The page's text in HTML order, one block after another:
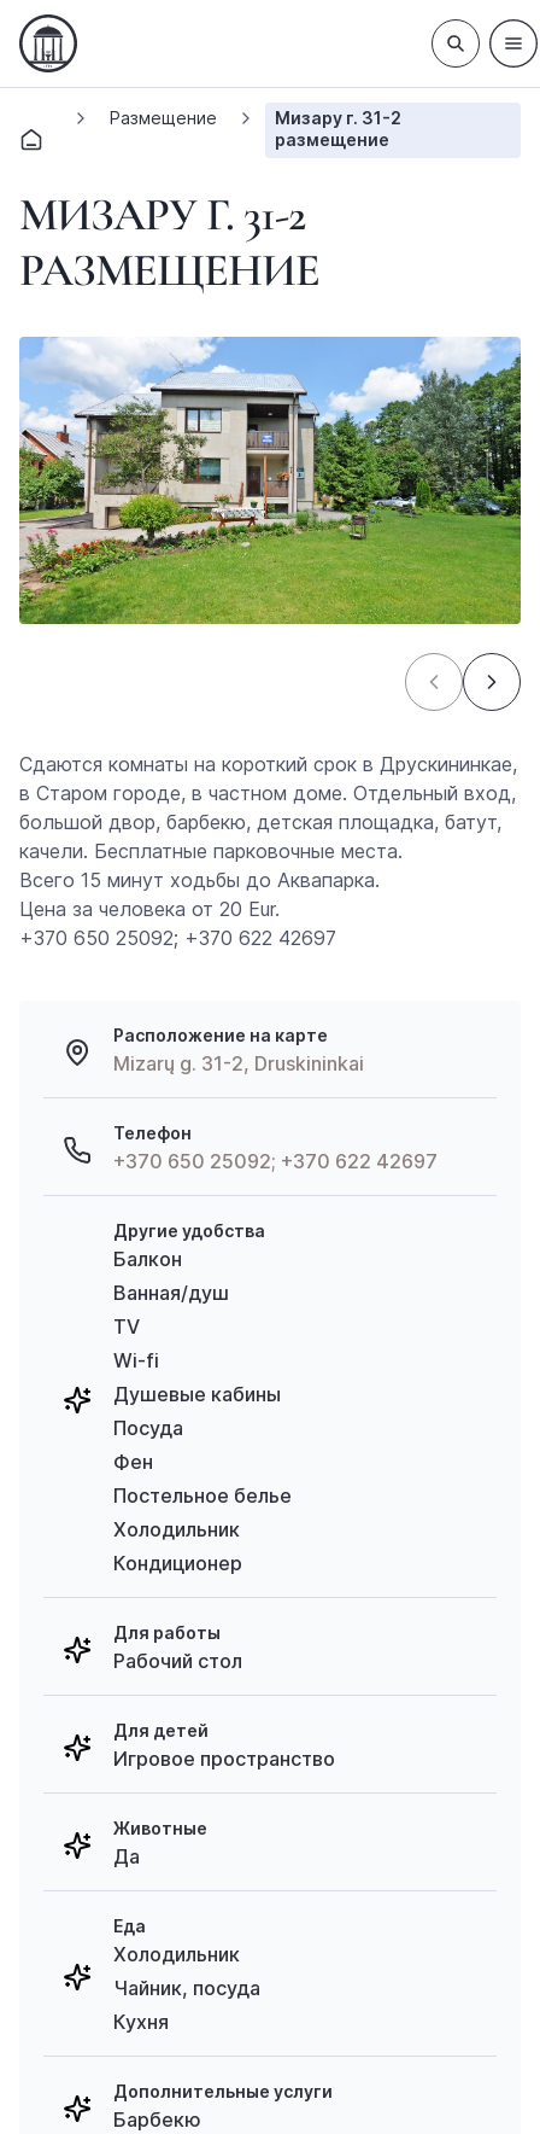
Размещение
Мизару г. 31-2
размещение
МИЗАРУ Г. 31-2
РАЗМЕЩЕНИЕ
Сдаются комнаты на короткий срок в Друскининкае,
в Старом городе, в частном доме. Отдельный вход,
большой двор, барбекю, детская площадка, батут,
качели. Бесплатные парковочные места.
Всего 15 минут ходьбы до Аквапарка.
Цена за человека от 20 Eur.
+370 650 25092; +370 622 42697
Расположение на карте
Mizarų g. 31-2, Druskininkai
Телефон
+370 650 25092; +370 622 42697
Другие удобства
Балкон
Ванная/душ
TV
Wi-fi
Душевые кабины
Посуда
Фен
Постельное белье
Холодильник
Кондиционер
Для работы
Рабочий стол
Для детей
Игровое пространство
Животные
Да
Еда
Холодильник
Чайник, посуда
Кухня
Дополнительные услуги
Барбекю